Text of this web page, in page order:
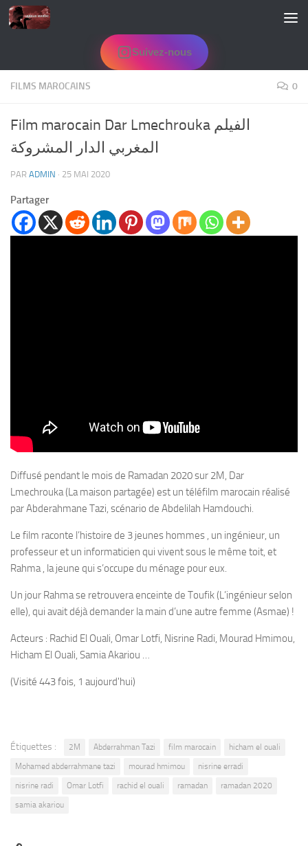
Skip to content
Suivez-nous
FILMS MAROCAINS 0
Film marocain Dar Lmechrouka الفيلم
المغربي الدار المشروكة
PAR ADMIN · 25 MAI 2020
Partager
Diffusé pendant le mois de Ramadan 2020 sur 2M, Dar
Lmechrouka (La maison partagée) est un téléfilm marocain réalisé
par Abderahmane Tazi, scénario de Abdelilah Hamdouchi.
Le film raconte l’histoire de 3 jeunes hommes , un ingénieur, un
professeur et un informaticien qui vivent sous le même toit, et
Rahma , la jeune qui s’occupe du ménage pour eux.
Un jour Rahma se retrouvera enceinte de Toufik (L’ingénieur selon
elle), qui avait déjà demander la main d’une autre femme (Asmae) !
Acteurs : Rachid El Ouali, Omar Lotfi, Nisrine Radi, Mourad Hmimou,
Hicham El Ouali, Samia Akariou …
(Visité 443 fois, 1 aujourd'hui)
Étiquettes : 2M Abderrahman Tazi film marocain
hicham el ouali
Mohamed abderrahmane tazi
mourad hmimou
nisrine erradi
nisrine radi
Omar Lotfi rachid el ouali ramadan
ramadan 2020
samia akariou